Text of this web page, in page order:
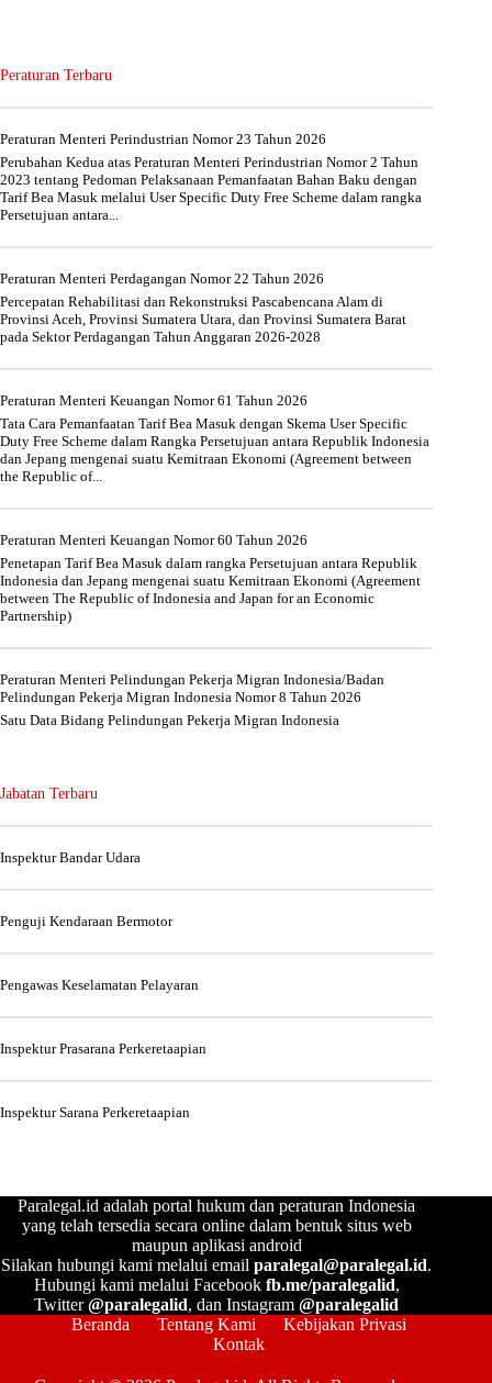
Peraturan Terbaru
Peraturan Menteri Perindustrian Nomor 23 Tahun 2026
Perubahan Kedua atas Peraturan Menteri Perindustrian Nomor 2 Tahun
2023 tentang Pedoman Pelaksanaan Pemanfaatan Bahan Baku dengan
Tarif Bea Masuk melalui User Specific Duty Free Scheme dalam rangka
Persetujuan antara...
Peraturan Menteri Perdagangan Nomor 22 Tahun 2026
Percepatan Rehabilitasi dan Rekonstruksi Pascabencana Alam di
Provinsi Aceh, Provinsi Sumatera Utara, dan Provinsi Sumatera Barat
pada Sektor Perdagangan Tahun Anggaran 2026-2028
Peraturan Menteri Keuangan Nomor 61 Tahun 2026
Tata Cara Pemanfaatan Tarif Bea Masuk dengan Skema User Specific
Duty Free Scheme dalam Rangka Persetujuan antara Republik Indonesia
dan Jepang mengenai suatu Kemitraan Ekonomi (Agreement between
the Republic of...
Peraturan Menteri Keuangan Nomor 60 Tahun 2026
Penetapan Tarif Bea Masuk dalam rangka Persetujuan antara Republik
Indonesia dan Jepang mengenai suatu Kemitraan Ekonomi (Agreement
between The Republic of Indonesia and Japan for an Economic
Partnership)
Peraturan Menteri Pelindungan Pekerja Migran Indonesia/Badan
Pelindungan Pekerja Migran Indonesia Nomor 8 Tahun 2026
Satu Data Bidang Pelindungan Pekerja Migran Indonesia
Jabatan Terbaru
Inspektur Bandar Udara
Penguji Kendaraan Bermotor
Pengawas Keselamatan Pelayaran
Inspektur Prasarana Perkeretaapian
Inspektur Sarana Perkeretaapian
Paralegal.id adalah portal hukum dan peraturan Indonesia
yang telah tersedia secara online dalam bentuk situs web
maupun aplikasi android
Silakan hubungi kami melalui emailparalegal@paralegal.id.
Hubungi kami melalui Facebook fb.me/paralegalid,
Twitter@paralegalid, dan Instagram@paralegalid
Beranda
Tentang Kami
Kebijakan Privasi
Kontak